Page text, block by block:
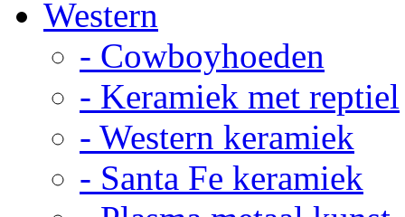
Western
- Cowboyhoeden
- Keramiek met reptiel
- Western keramiek
- Santa Fe keramiek